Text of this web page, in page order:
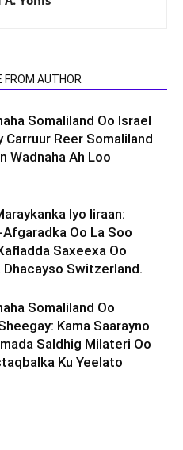
FROM AUTHOR
Somaliland Oo Israel
Carruur Reer Somaliland
Wadnaha Ah Loo
Iyo Iiraan:
Oo La Soo
Saxeexa Oo
Dhacayso Switzerland.
Somaliland Oo
Kama Saarayno
Saldhig Milateri Oo
Ku Yeelato